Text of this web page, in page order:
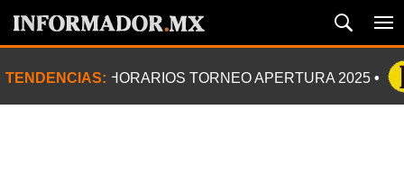
TENDENCIAS: HORARIOS TORNEO APERTURA 2025